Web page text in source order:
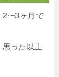
2〜3ヶ月で
った以上